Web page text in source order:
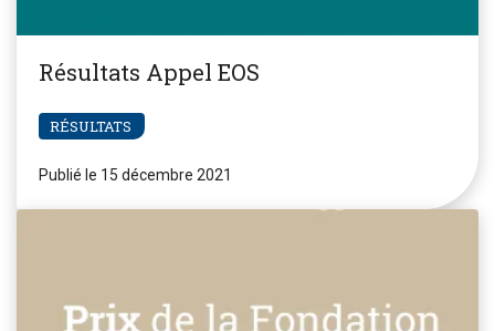
Résultats Appel EOS
RÉSULTATS
Publié le 15 décembre 2021